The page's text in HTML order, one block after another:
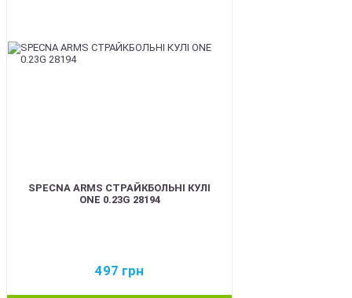
SPECNA ARMS СТРАЙКБОЛЬНІ КУЛІ
ONE 0.23G 28194
497 грн